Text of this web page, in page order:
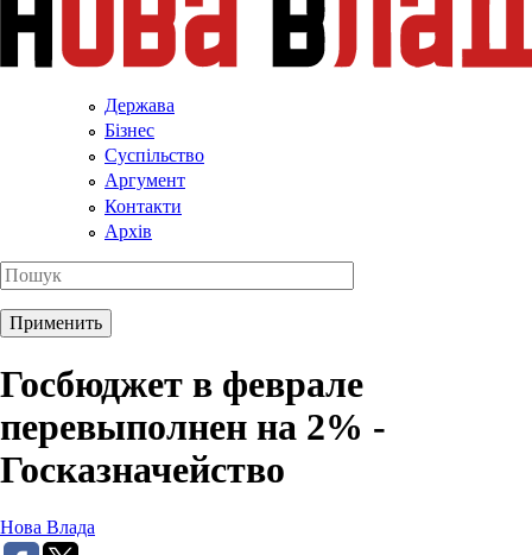
Держава
Бізнес
Суспільство
Аргумент
Контакти
Архів
Госбюджет в феврале
перевыполнен на 2% -
Госказначейство
Нова Влада